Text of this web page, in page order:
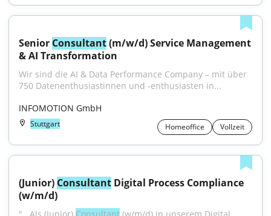
Senior Consultant (m/w/d) Service Management
& AI Transformation
Wir sind die AI & Data Performance Company – mit über
750 Datenenthusiastinnen und -enthusiasten in...
INFOMOTION GmbH
Stuttgart Homeoffice Vollzeit
(Junior) Consultant Digital Process Compliance
(w/m/d)